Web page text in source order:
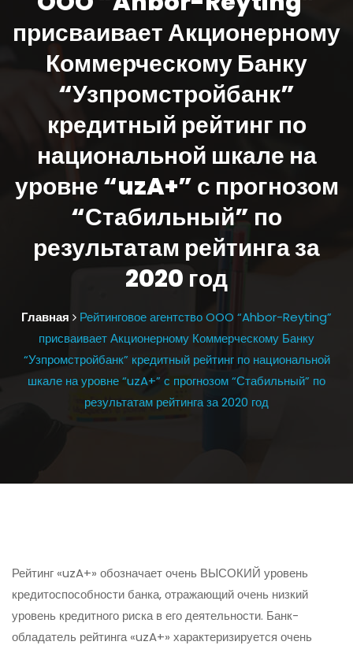
присваивает Акционерному
Коммерческому Банку
“Узпромстройбанк”
кредитный рейтинг по
национальной шкале на
уровне “uzA+” с прогнозом
“Стабильный” по
результатам рейтинга за
2020 год
Главная
Рейтинговое агентство OOO “Ahbor-Reyting”
присваивает Акционерному Коммерческому Банку
“Узпромстройбанк” кредитный рейтинг по национальной
шкале на уровне “uzA+” с прогнозом “Стабильный” по
результатам рейтинга за 2020 год
Рейтинг «uzA+» обозначает очень ВЫСОКИЙ уровень
кредитоспособности банка, отражающий очень низкий
уровень кредитного риска в его деятельности. Банк-
обладатель рейтинга «uzA+» характеризируется очень